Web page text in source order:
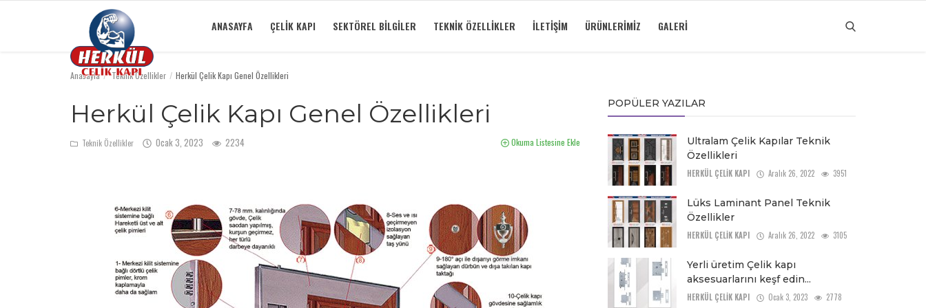
ANASAYFA ÇELIK KAPI SEKTÖREL BILGILER TEKNIK ÖZELLIKLER İLETIŞIM ÜRÜNLERIMIZ GALERI
Anasayfa Teknik Özellikler Herkül Çelik Kapı Genel Özellikleri
Herkül Çelik Kapı Genel Özellikleri
Teknik Özellikler Ocak 3, 2023 2234 Okuma Listesine Ekle
POPÜLER YAZILAR
Ultralam Çelik Kapılar Teknik
Özellikleri
HERKÜL ÇELİK KAPI Aralık 26, 2022 3951
Lüks Laminant Panel Teknik
Özellikler
HERKÜL ÇELİK KAPI Aralık 26, 2022 3105
Yerli üretim Çelik kapı
aksesuarlarını keşf edin...
HERKÜL ÇELİK KAPI Ocak 3, 2023 2778